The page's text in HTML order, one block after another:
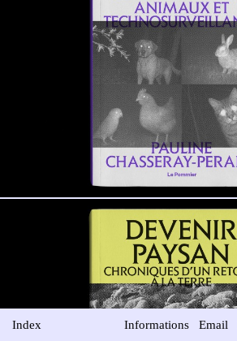
Index Informations Email